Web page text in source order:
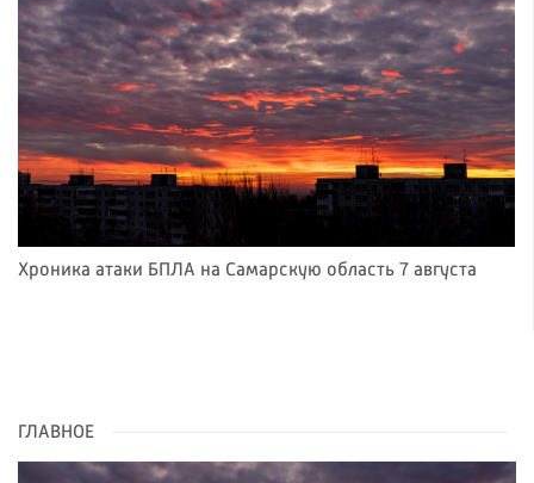
Хроника атаки БПЛА на Самарскую область 7 августа
ГЛАВНОЕ